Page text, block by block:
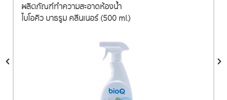
ผลิตภัณฑ์ทำความสะอาดห้องน้ำ
ไบโอคิว บาธรูม คลีนเนอร์ (500 ml.)